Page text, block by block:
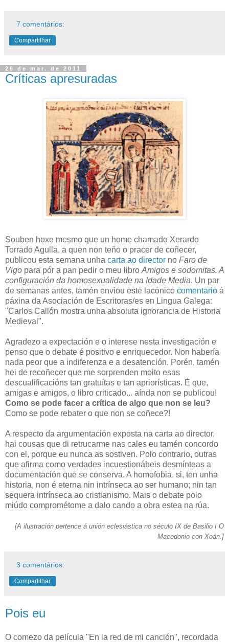
7 comentários:
Compartilhar
26 de mar. de 2011
Críticas apresuradas
Souben hoxe mesmo que un home chamado Xerardo
Torrado Agulla, a quen non teño o pracer de coñecer,
publicou esta semana unha carta ao director no Faro de
Vigo para pór a pan pedir o meu libro Amigos e sodomitas. A
configuración da homosexualidade na Idade Media. Un par
de semanas antes, tamén enviou este lacónico comentario á
páxina da Asociación de Escritoras/es en Lingua Galega:
"Carlos Callón mostra unha absoluta ignorancia de Historia
Medieval".
Agradezo a expectación e o interese nesta investigación e
penso que o debate é positivo e enriquecedor. Non habería
nada peor que a indiferenza e a desatención. Porén, tamén
hei de recoñecer que me sorprenden moito esas
descualificacións tan gratuítas e tan apriorísticas. É que,
amigas e amigos, o libro criticado... aínda non se publicou!
Como se pode facer a crítica de algo que non se leu?
Como se pode rebater o que non se coñece?!
A respecto da argumentación exposta na carta ao director,
hai cousas que di retrucarme nas cales eu tamén concordo
con el, porque eu nunca as sostiven. Polo contrario, outras
que afirma como verdades incuestionábeis desmínteas a
documentación que se conserva. A homofobia, si, ten unha
historia, non é eterna nin intrínseca ao ser humano; nin tan
sequera intrínseca ao cristianismo. Mais o debate polo
miúdo comprométome a dalo cando a obra estea na rúa.
[A ilustración pertence á unión eclesiástica no século IX de Basilio I O
Macedonio con Xoán.]
3 comentários:
Compartilhar
Pois eu
O comezo da película "En la red de mi canción", recordada